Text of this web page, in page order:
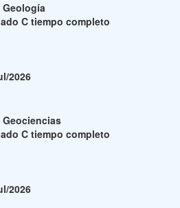
C tiempo completo
2026
C tiempo completo
2026